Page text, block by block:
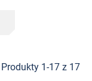
Produkty 1-17 z 17